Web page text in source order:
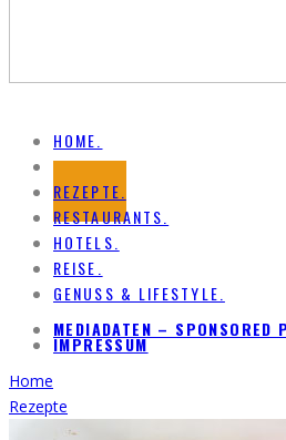
HOME.
NEWS.
REZEPTE.
RESTAURANTS.
HOTELS.
REISE.
GENUSS & LIFESTYLE.
MEDIADATEN – SPONSORED
IMPRESSUM
Home
Rezepte